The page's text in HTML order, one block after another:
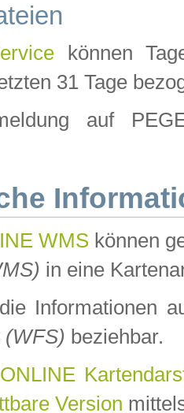
können
31 Tage
auf
WMS können
in eine
Informationen
(WFS) beziehbar.
Version